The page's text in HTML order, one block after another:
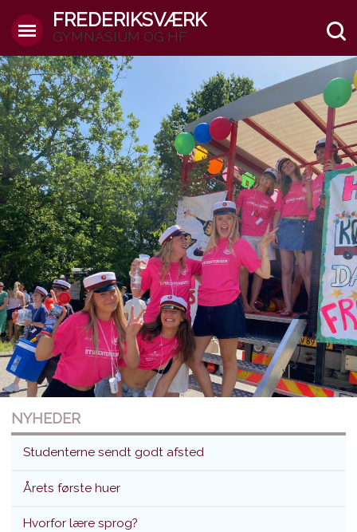
FREDERIKSVÆRK
GYMNASIUM OG HF
NYHEDER
Studenterne sendt godt afsted
Årets første huer
Hvorfor lære sprog?